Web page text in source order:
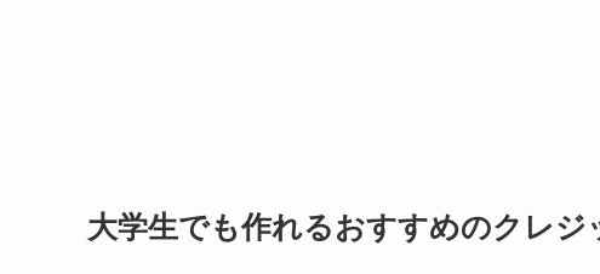
大学生でも作れるおすすめのクレジ